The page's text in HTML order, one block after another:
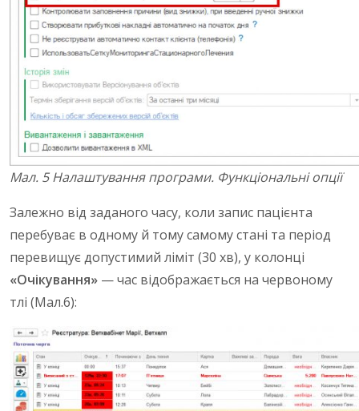
Мал. 5 Налаштування програми. Функціональні опції
Залежно від заданого часу, коли запис пацієнта
перебуває в одному й тому самому стані та період
перевищує допустимий ліміт (30 хв), у колонці
«Очікування» — час відображається на червоному
тлі (Мал.6):